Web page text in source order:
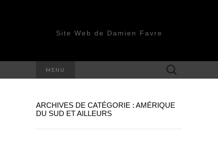
Site Web de Damien Favre
MENU Rechercher :
ARCHIVES DE CATÉGORIE : AMÉRIQUE
DU SUD ET AILLEURS